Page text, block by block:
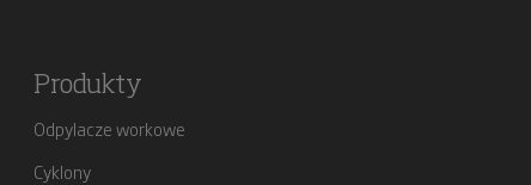
Produkty
Odpylacze workowe
Cyklony